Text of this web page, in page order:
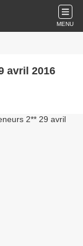
MENU
29 avril 2016